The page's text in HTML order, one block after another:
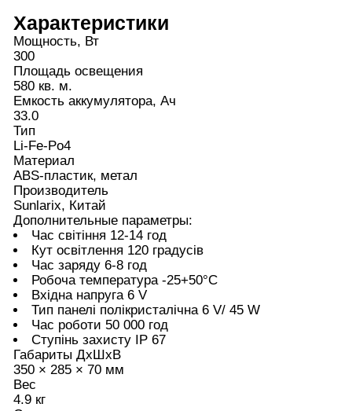
Характеристики
Мощность, Вт
300
Площадь освещения
580 кв. м.
Емкость аккумулятора, Ач
33.0
Тип
Li-Fe-Po4
Материал
ABS-пластик, метал
Производитель
Sunlarix, Китай
Дополнительные параметры:
Час світіння 12-14 год
Кут освітлення 120 градусів
Час заряду 6-8 год
Робоча температура -25+50°С
Вхідна напруга 6 V
Тип панелі полікристалічна 6 V/ 45 W
Час роботи 50 000 год
Ступінь захисту IP 67
Габариты ДхШхВ
350 × 285 × 70 мм
Вес
4.9 кг